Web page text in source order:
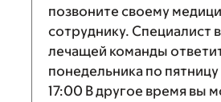
позвоните своему
сотруднику. Специалист
лечащей команды
понедельника по пятницу
17:00 В другое время вы